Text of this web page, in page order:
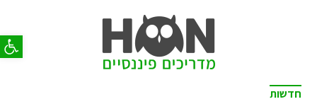
פתח
חדשות